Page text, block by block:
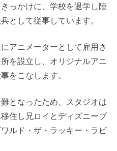
っかけに、学校を退学し陸
として従事しています。
アニメーターとして雇用さ
を設立し、オリジナルアニ
をこなします。
となったため、スタジオは
住し兄ロイとディズニーブ
ルド・ザ・ラッキー・ラビ